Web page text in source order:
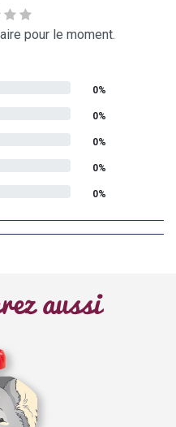
pour le moment.
0%
0%
0%
0%
0%
aussi